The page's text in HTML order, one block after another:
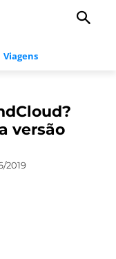
Viagens
versão
2019